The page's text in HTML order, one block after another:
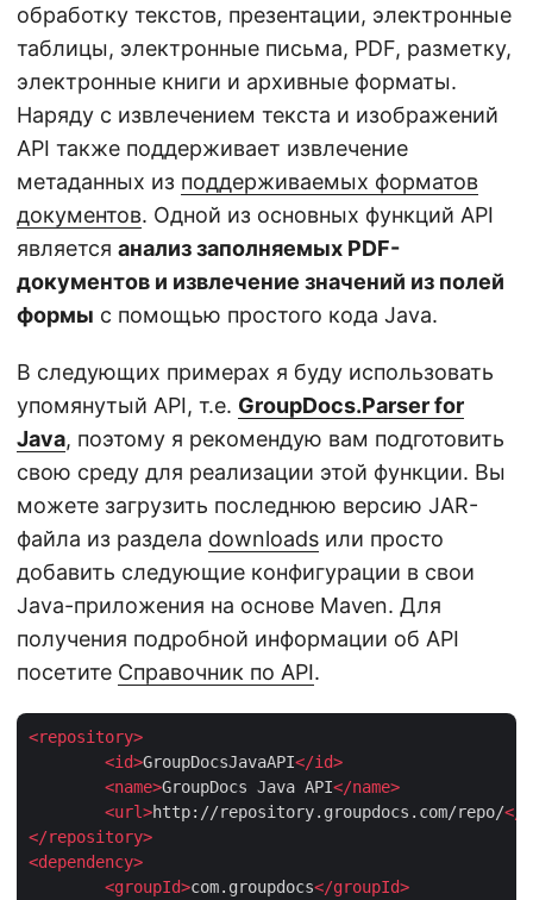
обработку текстов, презентации, электронные
таблицы, электронные письма, PDF, разметку,
электронные книги и архивные форматы.
Наряду с извлечением текста и изображений
API также поддерживает извлечение
метаданных из поддерживаемых форматов
документов. Одной из основных функций API
является анализ заполняемых PDF-
документов и извлечение значений из полей
формы с помощью простого кода Java.
В следующих примерах я буду использовать
упомянутый API, т.е. GroupDocs.Parser for
Java, поэтому я рекомендую вам подготовить
свою среду для реализации этой функции. Вы
можете загрузить последнюю версию JAR-
файла из раздела downloads или просто
добавить следующие конфигурации в свои
Java-приложения на основе Maven. Для
получения подробной информации об API
посетите Справочник по API.
<repository>
<id>GroupDocsJavaAPI</id>
<name>GroupDocs Java API</name>
<url>http://repository.groupdocs.com/repo/</
</repository>
<dependency>
<groupId>com.groupdocs</groupId>